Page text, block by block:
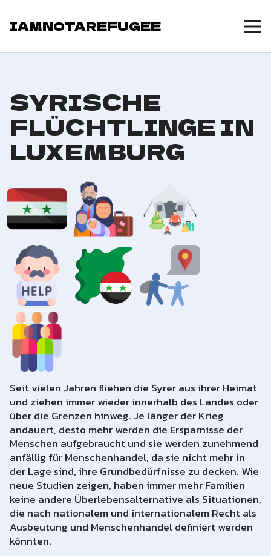
IAMNOTAREFUGEE
SYRISCHE
FLÜCHTLINGE IN
LUXEMBURG
Seit vielen Jahren fliehen die Syrer aus ihrer Heimat
und ziehen immer wieder innerhalb des Landes oder
über die Grenzen hinweg. Je länger der Krieg
andauert, desto mehr werden die Ersparnisse der
Menschen aufgebraucht und sie werden zunehmend
anfällig für Menschenhandel, da sie nicht mehr in
der Lage sind, ihre Grundbedürfnisse zu decken. Wie
neue Studien zeigen, haben immer mehr Familien
keine andere Überlebensalternative als Situationen,
die nach nationalem und internationalem Recht als
Ausbeutung und Menschenhandel definiert werden
könnten.